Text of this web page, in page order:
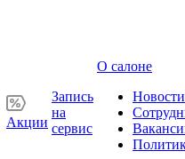
Акции
Запись
на
сервис
О салоне
Новости